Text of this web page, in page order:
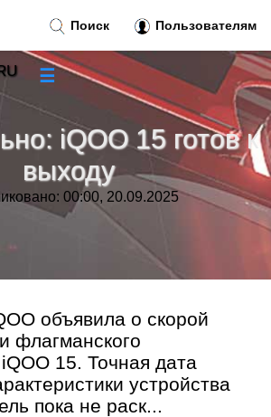
iQOO 15 готов к
выходу
00:00, 20.09.2025
объявила о скорой
флагманского
15. Точная дата
устройства
пока не раск...
Поиск Пользователям
☰
»